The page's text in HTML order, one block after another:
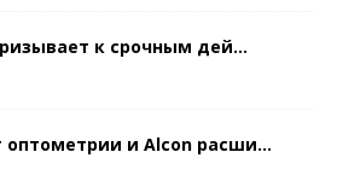
к срочным дей...
и Alcon расши...